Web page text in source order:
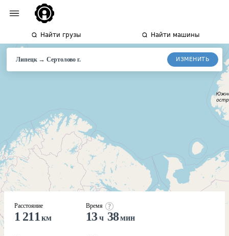
Найти грузы Найти машины
Липецк→Сертоловог. ИЗМЕНИТЬ
Расстояние
1 211 км
Время
13ч 38мин